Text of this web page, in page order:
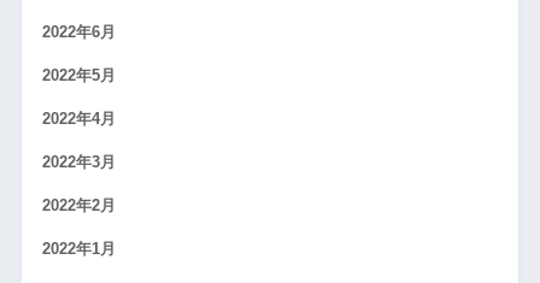
2022年6月
2022年5月
2022年4月
2022年3月
2022年2月
2022年1月